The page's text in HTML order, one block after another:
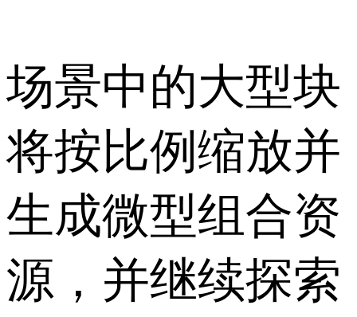
场景中的大型块
将按比例缩放并
生成微型组合资
源，并继续探索